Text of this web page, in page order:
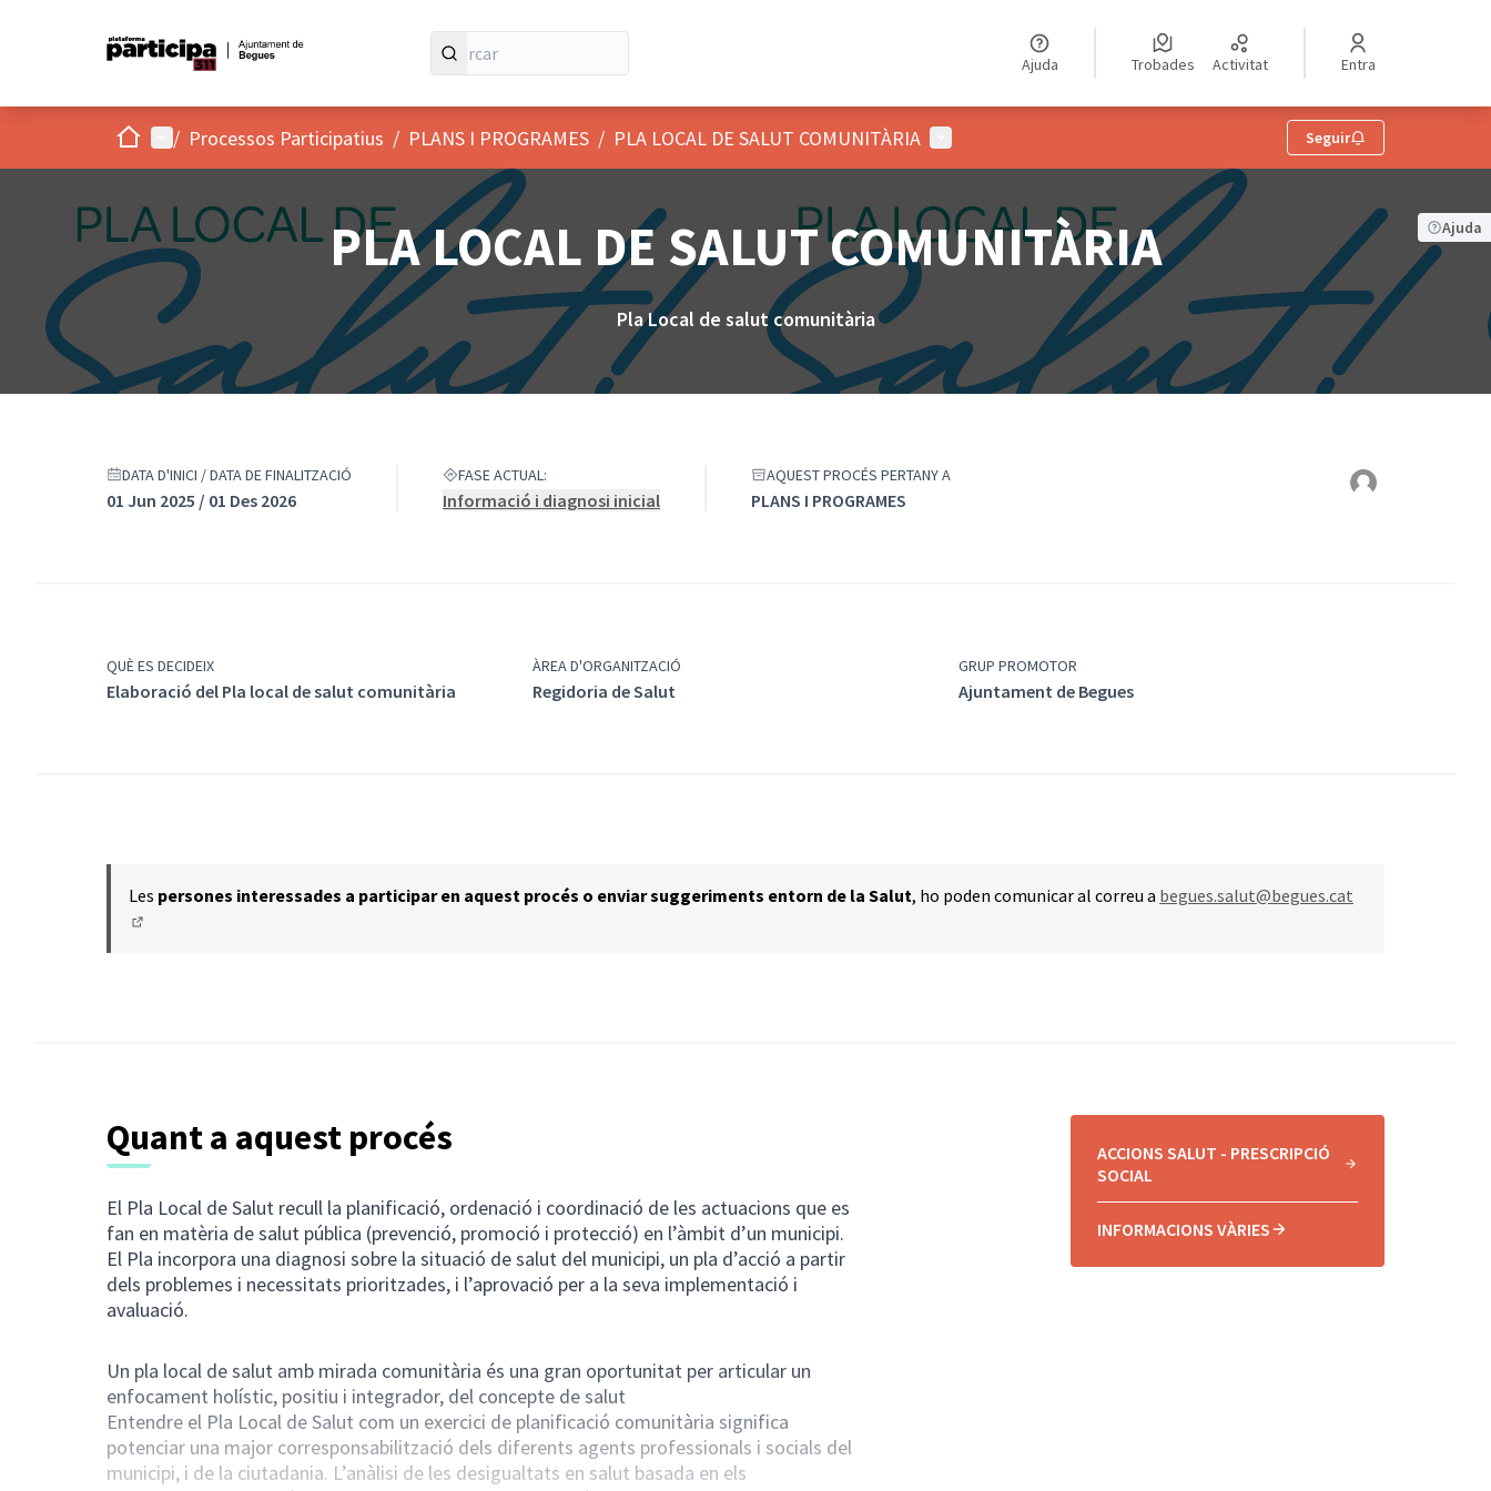
Ajuda Trobades Activitat Entra
Inici Menú principal
/ Processos Participatius / PLANS I PROGRAMES / PLA LOCAL DE SALUT COMUNITÀRIA Menú d'usuari Seguir
Ajuda
PLA LOCAL DE SALUT COMUNITÀRIA
Pla Local de salut comunitària
DATA D'INICI / DATA DE FINALITZACIÓ
01 Jun 2025 / 01 Des 2026
FASE ACTUAL:
Informació i diagnosi inicial
AQUEST PROCÉS PERTANY A
PLANS I PROGRAMES
QUÈ ES DECIDEIX
Elaboració del Pla local de salut comunitària
ÀREA D'ORGANITZACIÓ
Regidoria de Salut
GRUP PROMOTOR
Ajuntament de Begues
Les persones interessades a participar en aquest procés o enviar suggeriments entorn de la Salut, ho poden comunicar al correu a begues.salut@begues.cat
Quant a aquest procés
El Pla Local de Salut recull la planificació, ordenació i coordinació de les actuacions que es
fan en matèria de salut pública (prevenció, promoció i protecció) en l’àmbit d’un municipi.
El Pla incorpora una diagnosi sobre la situació de salut del municipi, un pla d’acció a partir
dels problemes i necessitats prioritzades, i l’aprovació per a la seva implementació i
avaluació.
Un pla local de salut amb mirada comunitària és una gran oportunitat per articular un
enfocament holístic, positiu i integrador, del concepte de salut
Entendre el Pla Local de Salut com un exercici de planificació comunitària significa
potenciar una major corresponsabilització dels diferents agents professionals i socials del
municipi, i de la ciutadania. L’anàlisi de les desigualtats en salut basada en els
ACCIONS SALUT - PRESCRIPCIÓ
SOCIAL
INFORMACIONS VÀRIES